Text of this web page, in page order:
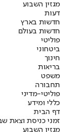
מגזין השבוע
דעות
חדשות בארץ
חדשות בעולם
פוליטי
ביטחוני
חינוך
בריאות
משפט
תחבורה
פוליטי-מדיני
כללי ומידע
דף הבית
זמני כניסת וצאת
מגזין השבוע